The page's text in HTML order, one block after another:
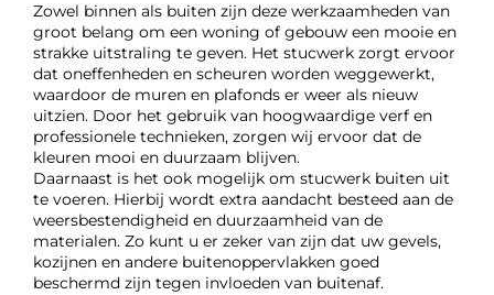
Zowel binnen als buiten zijn deze werkzaamheden van
groot belang om een woning of gebouw een mooie en
strakke uitstraling te geven. Het stucwerk zorgt ervoor
dat oneffenheden en scheuren worden weggewerkt,
waardoor de muren en plafonds er weer als nieuw
uitzien. Door het gebruik van hoogwaardige verf en
professionele technieken, zorgen wij ervoor dat de
kleuren mooi en duurzaam blijven.
Daarnaast is het ook mogelijk om stucwerk buiten uit
te voeren. Hierbij wordt extra aandacht besteed aan de
weersbestendigheid en duurzaamheid van de
materialen. Zo kunt u er zeker van zijn dat uw gevels,
kozijnen en andere buitenoppervlakken goed
beschermd zijn tegen invloeden van buitenaf.